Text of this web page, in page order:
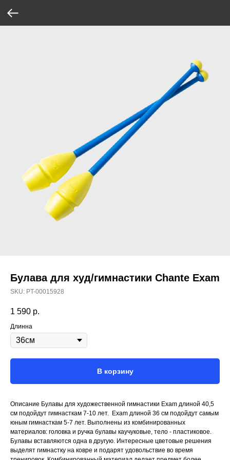
Булава для худ/гимнастики Сhante Exam
SKU: PT-00015928
1 590 р.
Длинна
В корзину
Описание Булавы для художественной гимнастики Exam длиной 40,5
см подойдут гимнасткам 7-10 лет. Exam длиной 36 см подойдут самым
юным гимнасткам 5-7 лет. Выполнены из комбинированных
материалов: головка и ручка булавы каучуковые, тело - пластиковое.
Булавы вставляются одна в другую. Интересные цветовые решения
выделят гимнастку на ковре и подарят удовольствие во время